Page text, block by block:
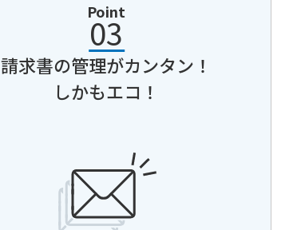
Point
03
請求書の管理がカンタン！
しかもエコ！